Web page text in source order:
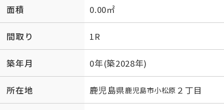
面積 0.00㎡
間取り 1R
築年月 0年(築2028年)
所在地 鹿児島県鹿児島市小松原 ２丁目